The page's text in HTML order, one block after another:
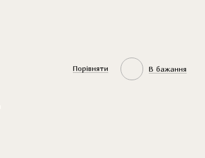
Порівняти В бажання